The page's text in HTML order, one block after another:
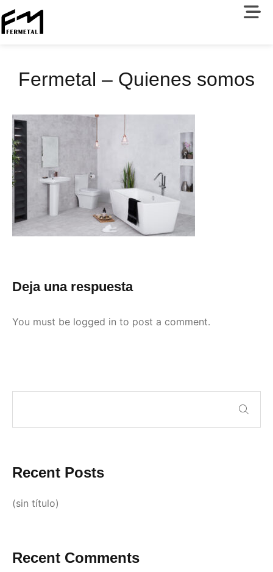
Fermetal – Quienes somos
Recent Posts
(sin título)
Recent Comments
Deja una respuesta
You must be logged in to post a comment.